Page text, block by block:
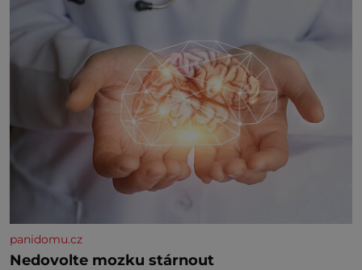
panidomu.cz
Nedovolte mozku stárnout